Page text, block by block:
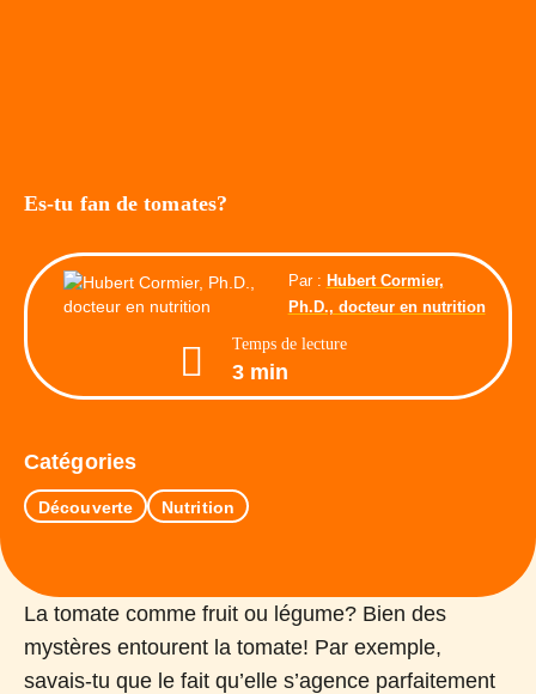
Es-tu fan de tomates?
Par : Hubert Cormier,
Ph.D., docteur en nutrition
Temps de lecture
3 min
Catégories
Découverte Nutrition
La tomate comme fruit ou légume? Bien des
mystères entourent la tomate! Par exemple,
savais-tu que le fait qu’elle s’agence parfaitement